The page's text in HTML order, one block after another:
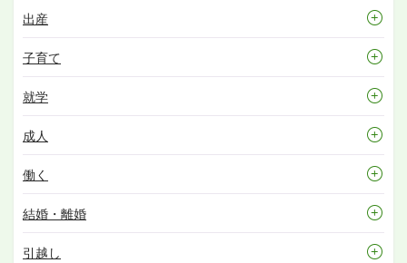
出産
子育て
就学
成人
働く
結婚・離婚
引越し